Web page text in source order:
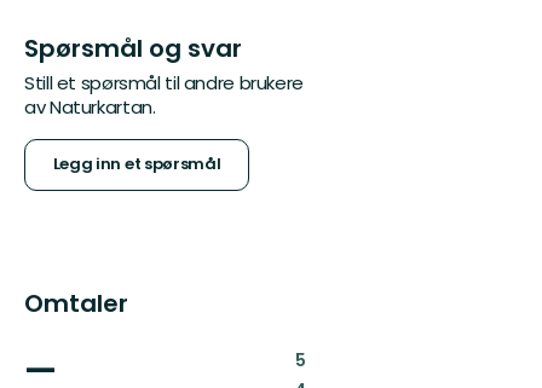
Spørsmål og svar
Still et spørsmål til andre brukere
av Naturkartan.
Legg inn et spørsmål
Omtaler
— 5: